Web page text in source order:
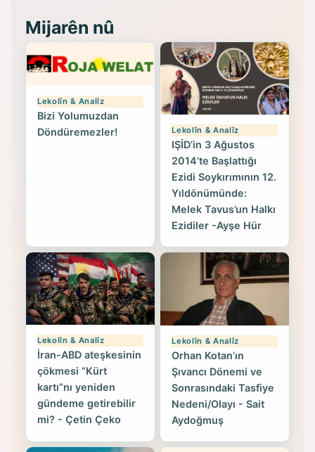
Mijarên nû
Lekolîn & Analîz
Bizi Yolumuzdan
Döndüremezler!
Lekolîn & Analîz
IŞİD’in 3 Ağustos
2014’te Başlattığı
Ezidi Soykırımının 12.
Yıldönümünde:
Melek Tavus’un Halkı
Ezidiler -Ayşe Hür
Lekolîn & Analîz
İran-ABD ateşkesinin
çökmesi “Kürt
kartı”nı yeniden
gündeme getirebilir
mi? - Çetin Çeko
Lekolîn & Analîz
Orhan Kotan’ın
Şıvancı Dönemi ve
Sonrasındaki Tasfiye
Nedeni/Olayı - Sait
Aydoğmuş